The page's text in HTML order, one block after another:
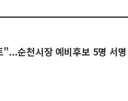
순천시장 예비후보 5명 서명